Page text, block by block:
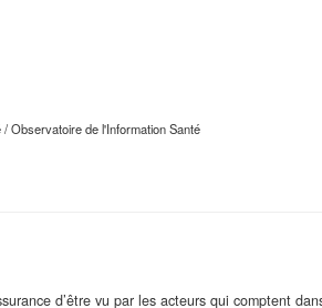
Observatoire de l'Information Santé
d’être vu par les acteurs qui comptent